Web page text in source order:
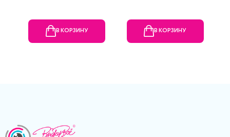
В КОРЗИНУ В КОРЗИНУ